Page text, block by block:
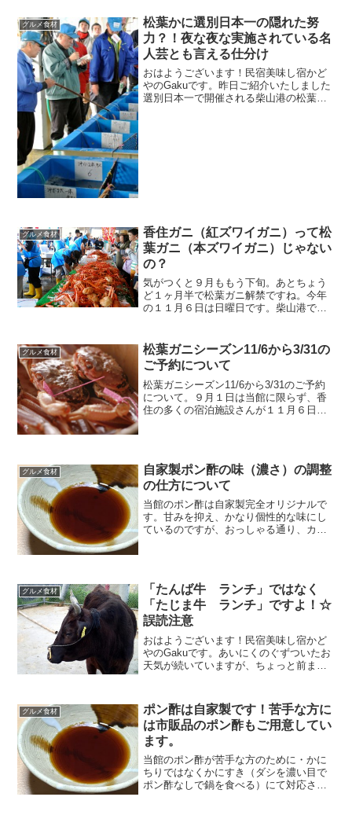
グルメ食材
松葉かに選別日本一の隠れた努
力？！夜な夜な実施されている名
人芸とも言える仕分け
おはようございます！民宿美味し宿かど
やのGakuです。昨日ご紹介いたしました
選別日本一で開催される柴山港の松葉ガ
グルメ食材
香住ガニ（紅ズワイガニ）って松
葉ガニ（本ズワイガニ）じゃない
の？
気がつくと９月ももう下旬。あとちょう
ど１ヶ月半で松葉ガニ解禁ですね。今年
の１１月６日は日曜日です。柴山港で開
のでたくさんの人出になるかも！！あ、
ちなみになぜ解禁は１１月...
グルメ食材
松葉ガニシーズン11/6から3/31の
ご予約について
松葉ガニシーズン11/6から3/31のご予約
について。９月１日は当館に限らず、香
住の多くの宿泊施設さんが１１月６日か
グルメ食材
自家製ポン酢の味（濃さ）の調整
の仕方について
当館のポン酢は自家製完全オリジナルで
す。甘みを抑え、かなり個性的な味にし
ているのですが、おっしゃる通り、カニ
めて調整していただけるようにしている
為です。
グルメ食材
「たんば牛 ランチ」ではなく
「たじま牛 ランチ」ですよ！☆
誤読注意
おはようございます！民宿美味し宿かど
やのGakuです。あいにくのぐずついたお
天気が続いていますが、ちょっと前まで
中ですね♪そんな陽気の影響でしょうか。
「ランチ」というキ...
グルメ食材
ポン酢は自家製です！苦手な方に
は市販品のポン酢もご用意してい
ます。
当館のポン酢が苦手な方のために・かに
ちりではなくかにすき（ダシを濃い目で
ポン酢なしで鍋を食べる）にて対応させ